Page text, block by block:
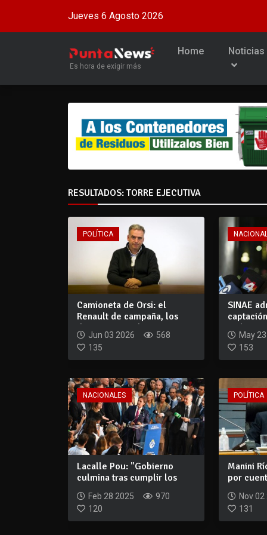
Jueves 6 Agosto 2026
Es hora de exigir más
Home Noticias
RESULTADOS: TORRE EJECUTIVA
POLÍTICA
Camioneta de Orsi: el
Renault de campaña, los
documentos y l...
Jun 03 2026
568
135
SINAE
un ho...
May
153
NACIONALES
Lacalle Pou: "Gobierno
culmina tras cumplir los
Feb 28 2025
970
120
POLÍTICA
Manini
por
Nov 02
131